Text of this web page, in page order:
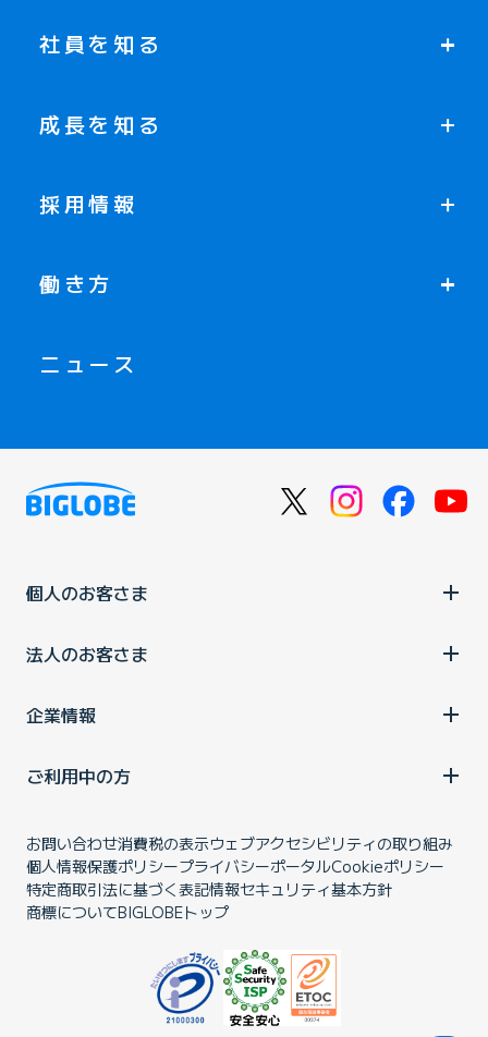
社員を知る
成長を知る
採用情報
働き方
ニュース
個人のお客さま
法人のお客さま
企業情報
ご利用中の方
お問い合わせ消費税の表示ウェブアクセシビリティの取り組み
個人情報保護ポリシープライバシーポータルCookieポリシー
特定商取引法に基づく表記情報セキュリティ基本方針
商標についてBIGLOBEトップ